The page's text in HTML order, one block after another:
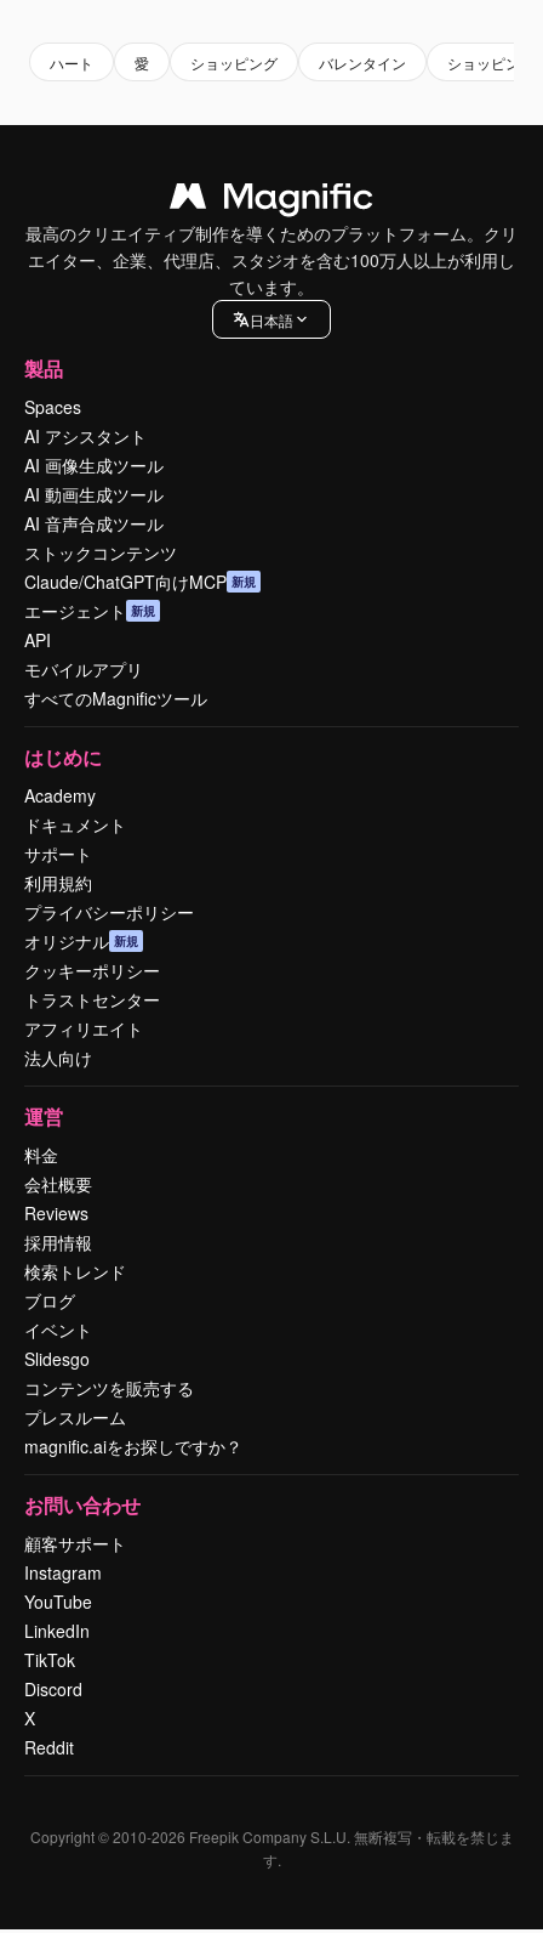
ハート 愛 ショッピング バレンタイン ショッピング
最高のクリエイティブ制作を導くためのプラットフォーム。クリ
エイター、企業、代理店、スタジオを含む100万人以上が利用し
ています。
日本語
製品
Spaces
AI アシスタント
AI 画像生成ツール
AI 動画生成ツール
AI 音声合成ツール
ストックコンテンツ
Claude/ChatGPT向けMCP 新規
エージェント 新規
API
モバイルアプリ
すべてのMagnificツール
はじめに
Academy
ドキュメント
サポート
利用規約
プライバシーポリシー
オリジナル 新規
クッキーポリシー
トラストセンター
アフィリエイト
法人向け
運営
料金
会社概要
Reviews
採用情報
検索トレンド
ブログ
イベント
Slidesgo
コンテンツを販売する
プレスルーム
magnific.aiをお探しですか？
お問い合わせ
顧客サポート
Instagram
YouTube
LinkedIn
TikTok
Discord
X
Reddit
Copyright © 2010-2026 Freepik Company S.L.U. 無断複写・転載を禁じま
す.